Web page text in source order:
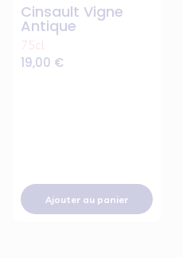
Cinsault Vigne
Antique
75cl
19,00 €
Ajouter au panier